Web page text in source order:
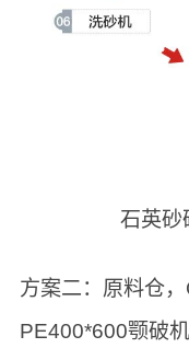
石英砂
方案二：原料仓
PE400*600颚破